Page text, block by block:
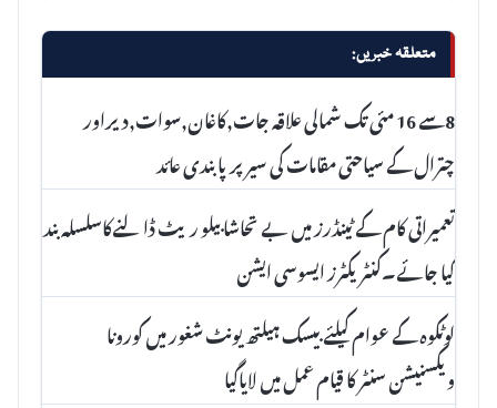
متعلقہ خبریں:
8سے 16 مئی تک شمالی علاقہ جات,کاغان,سوات,دیراور
چترال کے سیاحتی مقامات کی سیر پرپابندی عائد
تعمیراتی کام کے ٹینڈرز میں بے تحاشا بیلو ریٹ ڈالنےکاسلسلہ بند
کیا جائے۔کنٹریکٹرز ایسوسی ایشن
لوٹکوہ کے عوام کیلئے بیسک ہیلتھ یونٹ شغور میں کورونا
ویکسنیشن سنٹر کا قیام عمل میں لایاگیا